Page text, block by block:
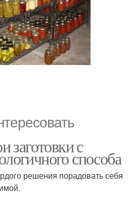
заготовки с
способа
решения порадовать себя